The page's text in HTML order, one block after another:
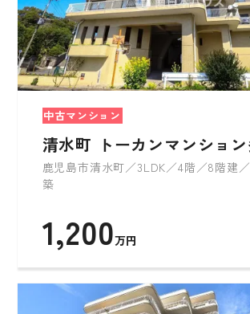
中古マンション
清水町 トーカンマンショ
鹿児島市清水町／3LDK／4階／8階建／
築
1,200万円